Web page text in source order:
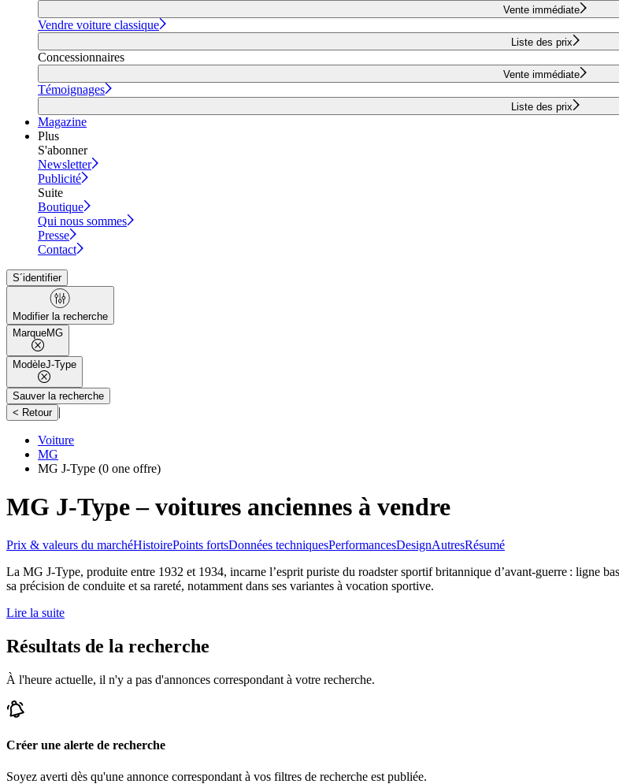
Vente immédiate
Vendre voiture classique
Liste des prix
Concessionnaires
Vente immédiate
Témoignages
Liste des prix
Magazine
Plus
S'abonner
Newsletter
Publicité
Suite
Boutique
Qui nous sommes
Presse
Contact
S´identifier
Modifier la recherche
MarqueMG
ModèleJ-Type
Sauver la recherche
< Retour |
Voiture
MG
MG J-Type (0 one offre)
MG J-Type – voitures anciennes à vendre
Prix & valeurs du marchéHistoirePoints fortsDonnées techniquesPerformancesDesignAutresRésumé
La MG J-Type, produite entre 1932 et 1934, incarne l’esprit puriste du roadster sportif britannique d’avant-guerre : ligne
sa précision de conduite et sa rareté, notamment dans ses variantes à vocation sportive.
Lire la suite
Résultats de la recherche
À l'heure actuelle, il n'y a pas d'annonces correspondant à votre recherche.
Créer une alerte de recherche
Soyez averti dès qu'une annonce correspondant à vos filtres de recherche est publiée.